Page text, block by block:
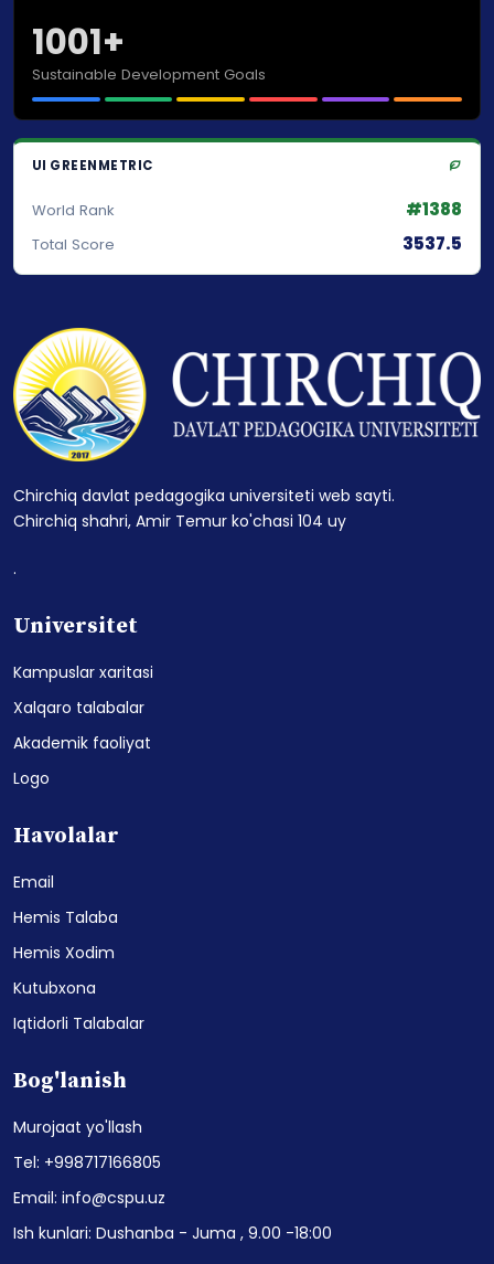
1001+
Sustainable Development Goals
UI GREENMETRIC
World Rank #1388
Total Score 3537.5
Chirchiq davlat pedagogika universiteti web sayti.
Chirchiq shahri, Amir Temur ko'chasi 104 uy
.
Universitet
Kampuslar xaritasi
Xalqaro talabalar
Akademik faoliyat
Logo
Havolalar
Email
Hemis Talaba
Hemis Xodim
Kutubxona
Iqtidorli Talabalar
Bog'lanish
Murojaat yo'llash
Tel: +998717166805
Email: info@cspu.uz
Ish kunlari: Dushanba - Juma , 9.00 -18:00